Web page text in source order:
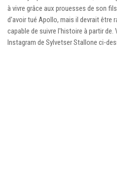
à vivre grâce aux prouesses de son
d'avoir tué Apollo, mais il devrait être
capable de suivre l'histoire à partir
Instagram de Sylvetser Stallone ci-